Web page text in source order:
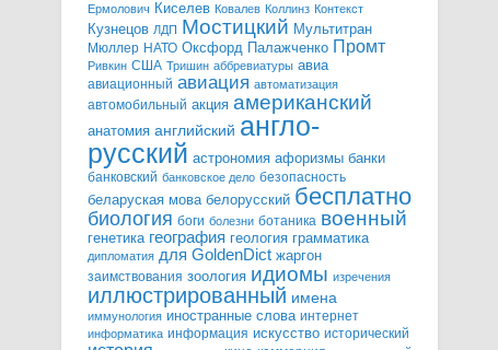
Ермолович Киселев Ковалев Коллинз Контекст
Кузнецов ЛДП Мостицкий Мультитран
Мюллер НАТО Оксфорд Палажченко Промт
Ривкин США Тришин аббревиатуры авиа
авиационный авиация автоматизация
автомобильный акция американский
анатомия английский англо-
русский астрономия афоризмы банки
банковский банковское дело безопасность
беларуская мова белорусский бесплатно
биология боги болезни ботаника военный
генетика география геология грамматика
дипломатия для GoldenDict жаргон
заимствования зоология идиомы изречения
иллюстрированный имена
иммунология иностранные слова интернет
информатика информация искусство исторический